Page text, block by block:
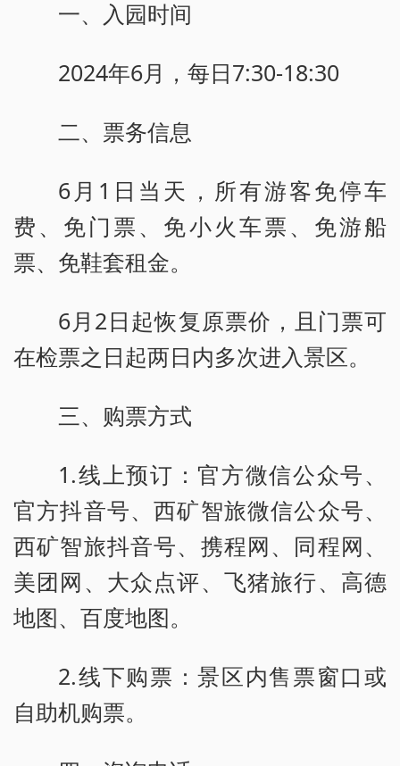
一、入园时间
2024年6月，每日7:30-18:30
二、票务信息
6月1日当天，所有游客免停车
费、免门票、免小火车票、免游船
票、免鞋套租金。
6月2日起恢复原票价，且门票可
在检票之日起两日内多次进入景区。
三、购票方式
1.线上预订：官方微信公众号、
官方抖音号、西矿智旅微信公众号、
西矿智旅抖音号、携程网、同程网、
美团网、大众点评、飞猪旅行、高德
地图、百度地图。
2.线下购票：景区内售票窗口或
自助机购票。